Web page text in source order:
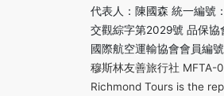
代表人：陳國森 統一編號
交觀綜字第2029號 品保
國際航空運輸協會會員編
穆斯林友善旅行社 MFTA-
Richmond Tours is the